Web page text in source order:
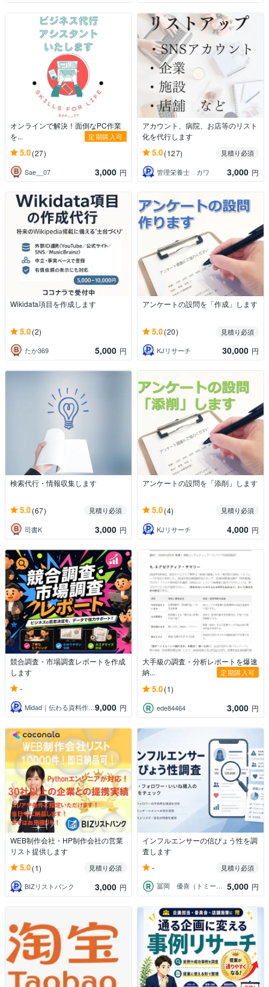
オンラインで解決！面倒なPC作業
を...
定期購入可
5.0(27)
Sae__07 3,000 円
アカウント、病院、お店等のリスト
化を代行します
5.0(127)
見積り必須
管理栄養士 カワ
3,000 円
Wikidata項目を作成します
5.0(2)
たか369 5,000 円
アンケートの設問を「作成」します
5.0(20)
見積り必須
KJリサーチ
30,000 円
検索代行・情報収集します
5.0(67)
見積り必須
司書K
3,000 円
アンケートの設問を「添削」します
5.0(4)
見積り必須
KJリサーチ
4,000 円
競合調査・市場調査レポートを作成
します
-
Midad｜伝わる資料作成＆営業支援 9,000 円
大手級の調査・分析レポートを爆速
納...
定期購入可
5.0(1)
ede84464 3,000 円
WEB制作会社・HP制作会社の営業
リスト提供します
5.0(1)
見積り必須
BIZリストバンク
3,000 円
インフルエンサーの信ぴょう性を調
査します
-
見積り必須
冨岡 優喜（トミークリエイト代表） 5,000 円